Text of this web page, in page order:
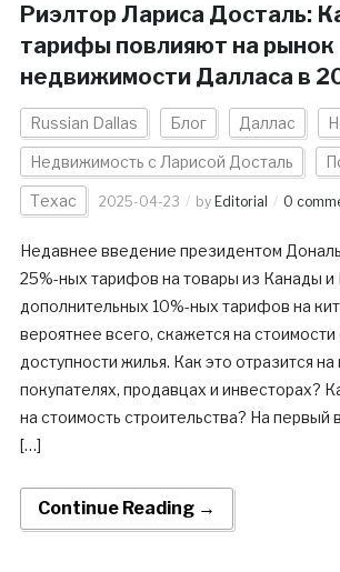
Риэлтор Лариса Досталь:
тарифы повлияют на рынок
недвижимости Далласа в
Russian Dallas Блог Даллас
Недвижимость с Ларисой Досталь
Техас 2025-04-23 by Editorial 0
Недавнее введение президентом
25%-ных тарифов на товары из Канады
дополнительных 10%-ных тарифов на
вероятнее всего, скажется на стоимости
доступности жилья. Как это отразится на
покупателях, продавцах и инвесторах?
на стоимость строительства? На первый
[…]
Continue Reading →